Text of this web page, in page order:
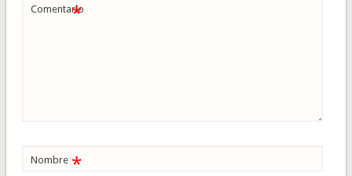
Comentario
*
Nombre *